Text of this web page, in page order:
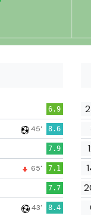
6.9
45' 8.6
7.9
65' 7.1
7.7
43' 8.4